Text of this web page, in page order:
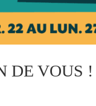
DE VOUS !